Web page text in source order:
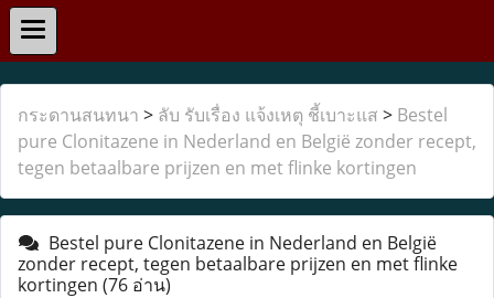
กระดานสนทนา > ลับ รับเรื่อง แจ้งเหตุ ชี้เบาะแส > Bestel
pure Clonitazene in Nederland en België zonder recept,
tegen betaalbare prijzen en met flinke kortingen
Bestel pure Clonitazene in Nederland en België
zonder recept, tegen betaalbare prijzen en met flinke
kortingen (76 อ่าน)